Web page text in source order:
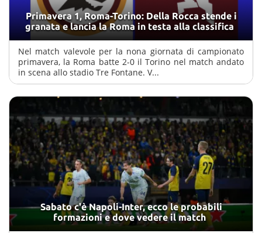
Primavera 1, Roma-Torino: Della Rocca stende i
granata e lancia la Roma in testa alla classifica
Nel match valevole per la nona giornata di campionato
primavera, la Roma batte 2-0 il Torino nel match andato
in scena allo stadio Tre Fontane. V...
Sabato c'è Napoli-Inter, ecco le probabili
formazioni e dove vedere il match